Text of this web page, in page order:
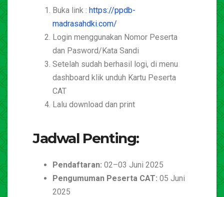
Buka link : https://ppdb-
madrasahdki.com/
Login menggunakan Nomor Peserta
dan Pasword/Kata Sandi
Setelah sudah berhasil logi, di menu
dashboard klik unduh Kartu Peserta
CAT
Lalu download dan print
Jadwal Penting:
Pendaftaran: 02–03 Juni 2025
Pengumuman Peserta CAT: 05 Juni
2025